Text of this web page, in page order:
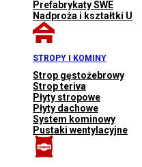
Prefabrykaty SWE
Nadproża i kształtki U
STROPY I KOMINY
Strop gęstożebrowy
Strop teriva
Płyty stropowe
Płyty dachowe
System kominowy
Pustaki wentylacyjne